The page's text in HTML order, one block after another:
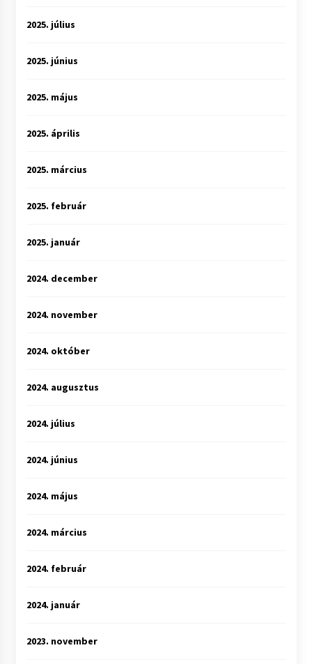
2025. július
2025. június
2025. május
2025. április
2025. március
2025. február
2025. január
2024. december
2024. november
2024. október
2024. augusztus
2024. július
2024. június
2024. május
2024. március
2024. február
2024. január
2023. november